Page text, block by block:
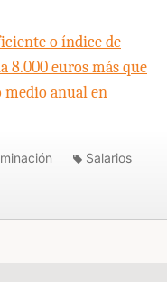
o índice de
8.000 euros más que
medio anual en
Salarios